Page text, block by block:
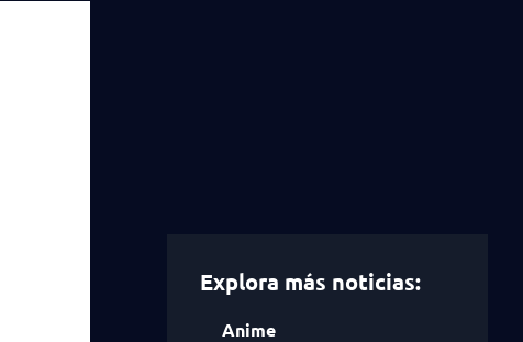
Explora más noticias:
Anime